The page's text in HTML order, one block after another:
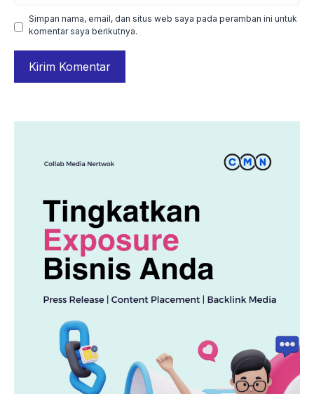
Simpan nama, email, dan situs web saya pada peramban ini untuk
komentar saya berikutnya.